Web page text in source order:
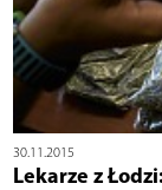
30.11.2015
Lekarze z